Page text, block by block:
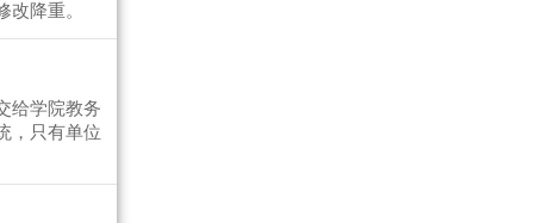
降重。
给学院教务
，只有单位